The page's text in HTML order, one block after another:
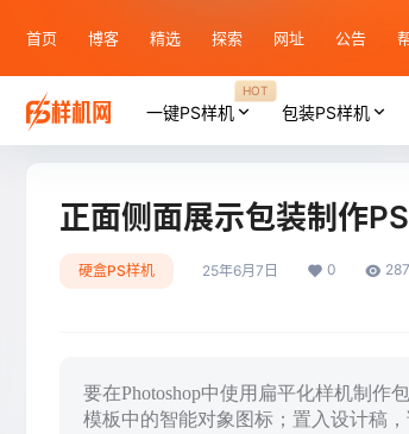
首页 博客 精选 探索 网址 公告
一键PS样机
HOT
包装PS样机
正面侧面展示包装制作
硬盒PS样机 25年6月7日 0 287
要在Photoshop中使用扁平化样机制
模板中的智能对象图标；置入设计稿